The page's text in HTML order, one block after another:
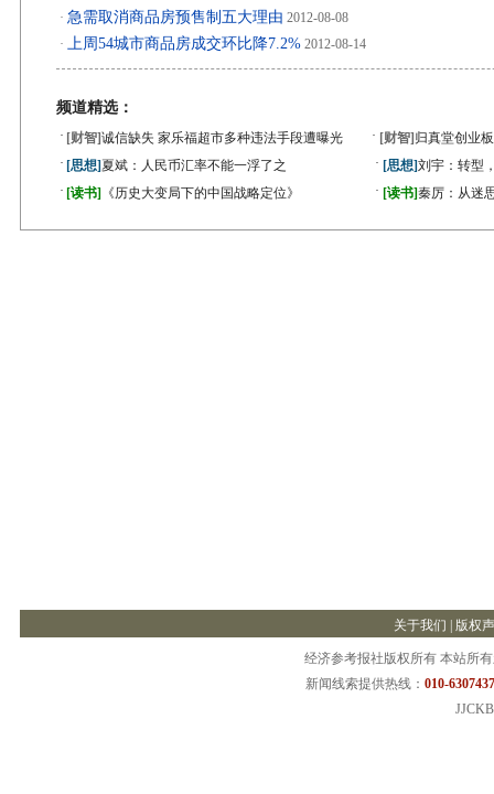
· 急需取消商品房预售制五大理由 2012-08-08
· 上周54城市商品房成交环比降7.2% 2012-08-14
频道精选：
· [财智]诚信缺失 家乐福超市多种违法手段遭曝光 · [财智] 归真堂创业
· [思想]夏斌：人民币汇率不能一浮了之 · [思想]刘宇：转型
· [读书] 《历史大变局下的中国战略定位》 · [读书]秦厉：从迷
关于我们 版权
经济参考报社版权所有 本站所
新闻线索提供热线： 010-